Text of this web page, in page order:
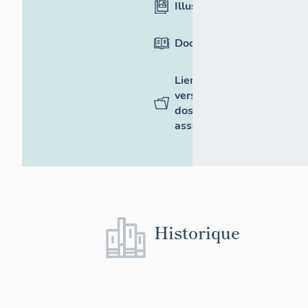
Illustrations
Documentation
Liens
vers des
dossiers
associés
Historique